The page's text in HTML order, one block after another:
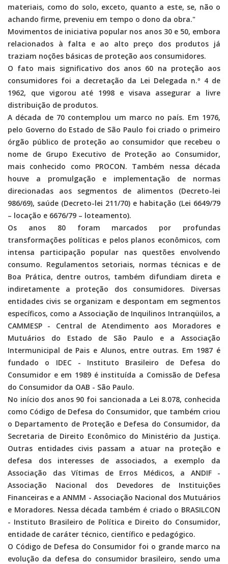
materiais, como do solo, exceto, quanto a este, se, não o
achando firme, preveniu em tempo o dono da obra."
Movimentos de iniciativa popular nos anos 30 e 50, embora
relacionados à falta e ao alto preço dos produtos já
traziam noções básicas de proteção aos consumidores.
O fato mais significativo dos anos 60 na proteção aos
consumidores foi a decretação da Lei Delegada n.º 4 de
1962, que vigorou até 1998 e visava assegurar a livre
distribuição de produtos.
A década de 70 contemplou um marco no país. Em 1976,
pelo Governo do Estado de São Paulo foi criado o primeiro
órgão público de proteção ao consumidor que recebeu o
nome de Grupo Executivo de Proteção ao Consumidor,
mais conhecido como PROCON. Também nessa década
houve a promulgação e implementação de normas
direcionadas aos segmentos de alimentos (Decreto-lei
986/69), saúde (Decreto-lei 211/70) e habitação (Lei 6649/79
– locação e 6676/79 – loteamento).
Os anos 80 foram marcados por profundas
transformações políticas e pelos planos econômicos, com
intensa participação popular nas questões envolvendo
consumo. Regulamentos setoriais, normas técnicas e de
Boa Prática, dentre outros, também difundiam direta e
indiretamente a proteção dos consumidores. Diversas
entidades civis se organizam e despontam em segmentos
específicos, como a Associação de Inquilinos Intranqüilos, a
CAMMESP - Central de Atendimento aos Moradores e
Mutuários do Estado de São Paulo e a Associação
Intermunicipal de Pais e Alunos, entre outras. Em 1987 é
fundado o IDEC - Instituto Brasileiro de Defesa do
Consumidor e em 1989 é instituída a Comissão de Defesa
do Consumidor da OAB - São Paulo.
No início dos anos 90 foi sancionada a Lei 8.078, conhecida
como Código de Defesa do Consumidor, que também criou
o Departamento de Proteção e Defesa do Consumidor, da
Secretaria de Direito Econômico do Ministério da Justiça.
Outras entidades civis passam a atuar na proteção e
defesa dos interesses de associados, a exemplo da
Associação das Vítimas de Erros Médicos, a ANDIF -
Associação Nacional dos Devedores de Instituições
Financeiras e a ANMM - Associação Nacional dos Mutuários
e Moradores. Nessa década também é criado o BRASILCON
- Instituto Brasileiro de Política e Direito do Consumidor,
entidade de caráter técnico, científico e pedagógico.
O Código de Defesa do Consumidor foi o grande marco na
evolução da defesa do consumidor brasileiro, sendo uma